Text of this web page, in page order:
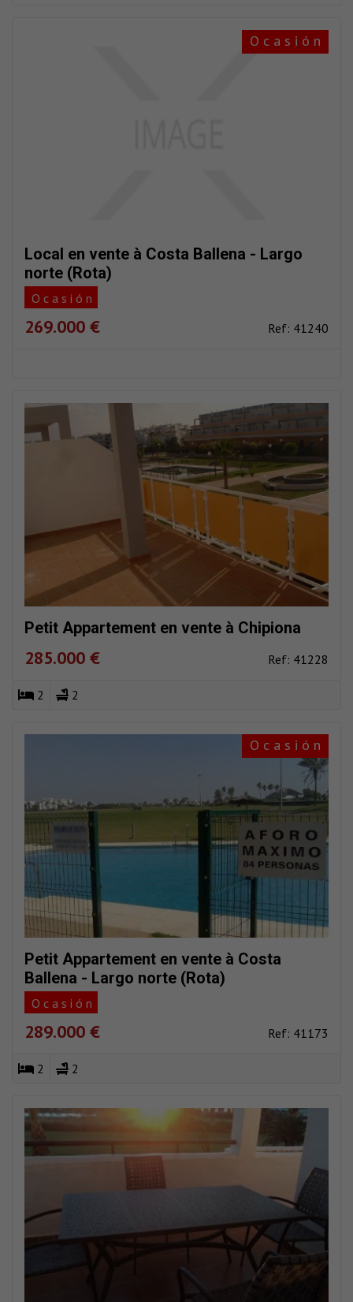
O c a s i ó n
Local en vente à Costa Ballena - Largo
norte (Rota)
O c a s i ó n
269.000 € Ref: 41240
Petit Appartement en vente à Chipiona
285.000 € Ref: 41228
2 2
O c a s i ó n
Petit Appartement en vente à Costa
Ballena - Largo norte (Rota)
O c a s i ó n
289.000 € Ref: 41173
2 2